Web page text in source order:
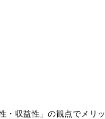
・収益性」の観点でメリッ